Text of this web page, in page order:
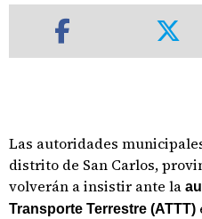
Las autoridades
distrito de San Carlos,
volverán a insistir ante la
Transporte Terrestre (ATTT)